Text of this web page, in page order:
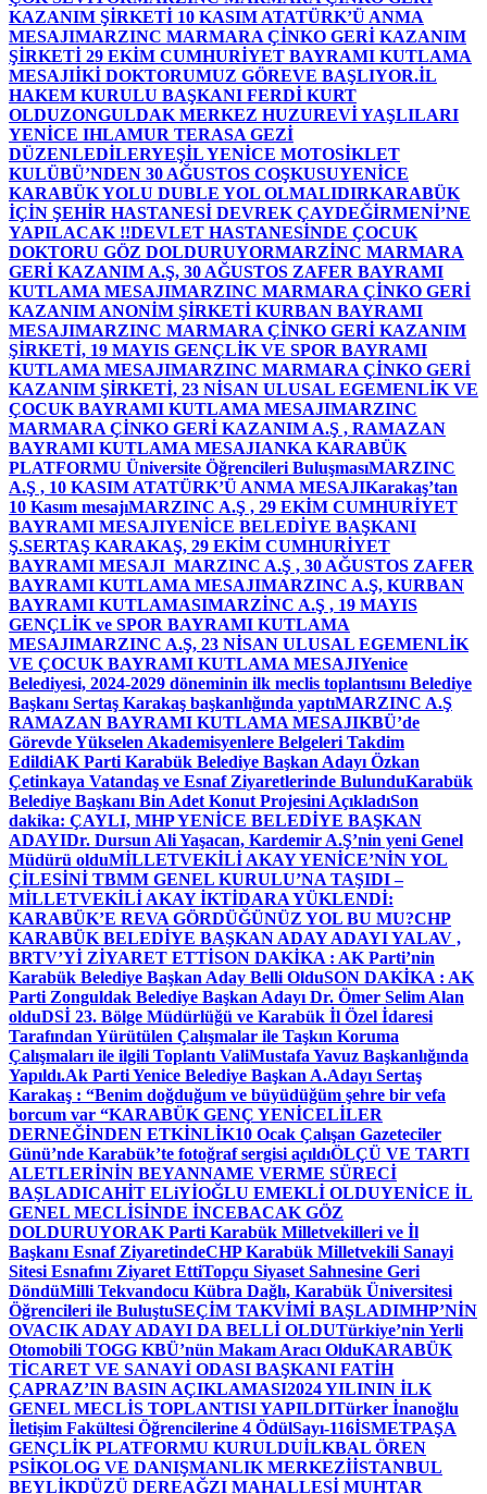
KAZANIM ŞİRKETİ 10 KASIM ATATÜRK’Ü ANMA
MESAJIMARZINC MARMARA ÇİNKO GERİ KAZANIM
ŞİRKETİ 29 EKİM CUMHURİYET BAYRAMI KUTLAMA
MESAJIİKİ DOKTORUMUZ GÖREVE BAŞLIYOR.İL
HAKEM KURULU BAŞKANI FERDİ KURT
OLDUZONGULDAK MERKEZ HUZUREVİ YAŞLILARI
YENİCE IHLAMUR TERASA GEZİ
DÜZENLEDİLERYEŞİL YENİCE MOTOSİKLET
KULÜBÜ’NDEN 30 AĞUSTOS COŞKUSUYENİCE
KARABÜK YOLU DUBLE YOL OLMALIDIRKARABÜK
İÇİN ŞEHİR HASTANESİ DEVREK ÇAYDEĞİRMENİ’NE
YAPILACAK !!DEVLET HASTANESİNDE ÇOCUK
DOKTORU GÖZ DOLDURUYORMARZİNC MARMARA
GERİ KAZANIM A.Ş, 30 AĞUSTOS ZAFER BAYRAMI
KUTLAMA MESAJIMARZINC MARMARA ÇİNKO GERİ
KAZANIM ANONİM ŞİRKETİ KURBAN BAYRAMI
MESAJIMARZINC MARMARA ÇİNKO GERİ KAZANIM
ŞİRKETİ, 19 MAYIS GENÇLİK VE SPOR BAYRAMI
KUTLAMA MESAJIMARZINC MARMARA ÇİNKO GERİ
KAZANIM ŞİRKETİ, 23 NİSAN ULUSAL EGEMENLİK VE
ÇOCUK BAYRAMI KUTLAMA MESAJIMARZINC
MARMARA ÇİNKO GERİ KAZANIM A.Ş , RAMAZAN
BAYRAMI KUTLAMA MESAJIANKA KARABÜK
PLATFORMU Üniversite Öğrencileri BuluşmasıMARZINC
A.Ş , 10 KASIM ATATÜRK’Ü ANMA MESAJIKarakaş’tan
10 Kasım mesajıMARZINC A.Ş , 29 EKİM CUMHURİYET
BAYRAMI MESAJIYENİCE BELEDİYE BAŞKANI
Ş.SERTAŞ KARAKAŞ, 29 EKİM CUMHURİYET
BAYRAMI MESAJI MARZINC A.Ş , 30 AĞUSTOS ZAFER
BAYRAMI KUTLAMA MESAJIMARZINC A.Ş, KURBAN
BAYRAMI KUTLAMASIMARZİNC A.Ş , 19 MAYIS
GENÇLİK ve SPOR BAYRAMI KUTLAMA
MESAJIMARZINC A.Ş, 23 NİSAN ULUSAL EGEMENLİK
VE ÇOCUK BAYRAMI KUTLAMA MESAJIYenice
Belediyesi, 2024-2029 döneminin ilk meclis toplantısını Belediye
Başkanı Sertaş Karakaş başkanlığında yaptıMARZINC A.Ş
RAMAZAN BAYRAMI KUTLAMA MESAJIKBÜ’de
Görevde Yükselen Akademisyenlere Belgeleri Takdim
EdildiAK Parti Karabük Belediye Başkan Adayı Özkan
Çetinkaya Vatandaş ve Esnaf Ziyaretlerinde BulunduKarabük
Belediye Başkanı Bin Adet Konut Projesini AçıkladıSon
dakika: ÇAYLI, MHP YENİCE BELEDİYE BAŞKAN
ADAYIDr. Dursun Ali Yaşacan, Kardemir A.Ş’nin yeni Genel
Müdürü olduMİLLETVEKİLİ AKAY YENİCE’NİN YOL
ÇİLESİNİ TBMM GENEL KURULU’NA TAŞIDI –
MİLLETVEKİLİ AKAY İKTİDARA YÜKLENDİ:
KARABÜK’E REVA GÖRDÜĞÜNÜZ YOL BU MU?CHP
KARABÜK BELEDİYE BAŞKAN ADAY ADAYI YALAV ,
BRTV’Yİ ZİYARET ETTİSON DAKİKA : AK Parti’nin
Karabük Belediye Başkan Aday Belli OlduSON DAKİKA : AK
Parti Zonguldak Belediye Başkan Adayı Dr. Ömer Selim Alan
olduDSİ 23. Bölge Müdürlüğü ve Karabük İl Özel İdaresi
Tarafından Yürütülen Çalışmalar ile Taşkın Koruma
Çalışmaları ile ilgili Toplantı ValiMustafa Yavuz Başkanlığında
Yapıldı.Ak Parti Yenice Belediye Başkan A.Adayı Sertaş
Karakaş : “Benim doğduğum ve büyüdüğüm şehre bir vefa
borcum var “KARABÜK GENÇ YENİCELİLER
DERNEĞİNDEN ETKİNLİK10 Ocak Çalışan Gazeteciler
Günü’nde Karabük’te fotoğraf sergisi açıldıÖLÇÜ VE TARTI
ALETLERİNİN BEYANNAME VERME SÜRECİ
BAŞLADICAHİT ELiYİOĞLU EMEKLİ OLDUYENİCE İL
GENEL MECLİSİNDE İNCEBACAK GÖZ
DOLDURUYORAK Parti Karabük Milletvekilleri ve İl
Başkanı Esnaf ZiyaretindeCHP Karabük Milletvekili Sanayi
Sitesi Esnafını Ziyaret EttiTopçu Siyaset Sahnesine Geri
DöndüMilli Tekvandocu Kübra Dağlı, Karabük Üniversitesi
Öğrencileri ile BuluştuSEÇİM TAKVİMİ BAŞLADIMHP’NİN
OVACIK ADAY ADAYI DA BELLİ OLDUTürkiye’nin Yerli
Otomobili TOGG KBÜ’nün Makam Aracı OlduKARABÜK
TİCARET VE SANAYİ ODASI BAŞKANI FATİH
ÇAPRAZ’IN BASIN AÇIKLAMASI2024 YILININ İLK
GENEL MECLİS TOPLANTISI YAPILDITürker İnanoğlu
İletişim Fakültesi Öğrencilerine 4 ÖdülSayı-116İSMETPAŞA
GENÇLİK PLATFORMU KURULDUİLKBAL ÖREN
PSİKOLOG VE DANIŞMANLIK MERKEZİİSTANBUL
BEYLİKDÜZÜ DEREAĞZI MAHALLESİ MUHTAR